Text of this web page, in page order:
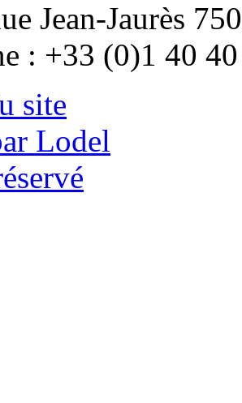
Jean-Jaurès
: +33 (0)1 40
site
Lodel